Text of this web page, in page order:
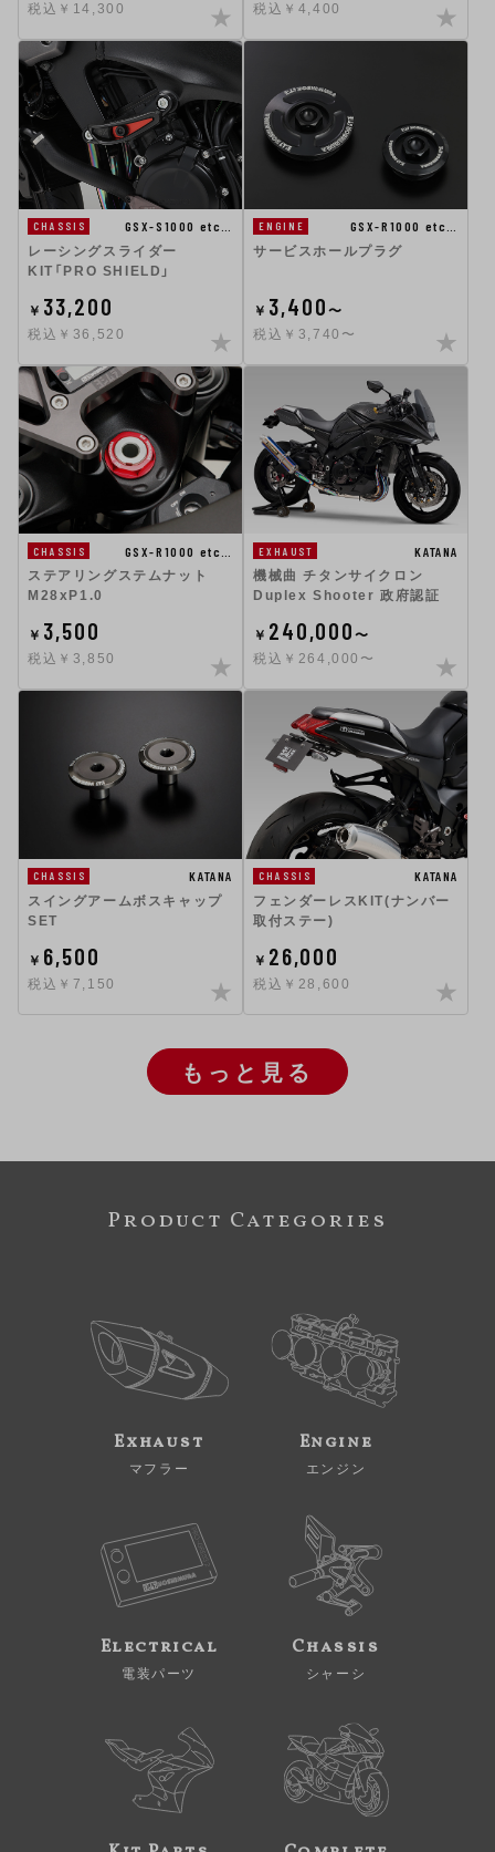
税込￥14,300 税込￥4,400
CHASSIS
GSX-S1000 etc…
レーシングスライダー
KIT「PRO SHIELD」
￥ 33,200
税込￥36,520
ENGINE
GSX-R1000 etc…
サービスホールプラグ
￥ 3,400〜
税込￥3,740〜
CHASSIS
GSX-R1000 etc…
ステアリングステムナット
M28xP1.0
￥ 3,500
税込￥3,850
EXHAUST
KATANA
機械曲 チタンサイクロン
Duplex Shooter 政府認証
￥ 240,000〜
税込￥264,000〜
CHASSIS
KATANA
スイングアームボスキャップ
SET
￥ 6,500
税込￥7,150
CHASSIS
KATANA
フェンダーレスKIT(ナンバー
取付ステー)
￥ 26,000
税込￥28,600
もっと見る
Product Categories
Exhaust
マフラー
Engine
エンジン
Electrical
電装パーツ
Chassis
シャーシ